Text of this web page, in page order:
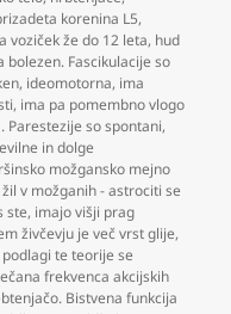
korenina L5,
voziček že do 12 leta, hud
bolezen. Fascikulacije so
, ideomotorna, ima
, ima pa pomembno vlogo
Parestezije so spontani,
in dolge
možgansko mejno
v možganih - astrociti se
ste, imajo višji prag
živčevju je več vrst glije,
te teorije se
frekvenca akcijskih
Bistvena funkcija